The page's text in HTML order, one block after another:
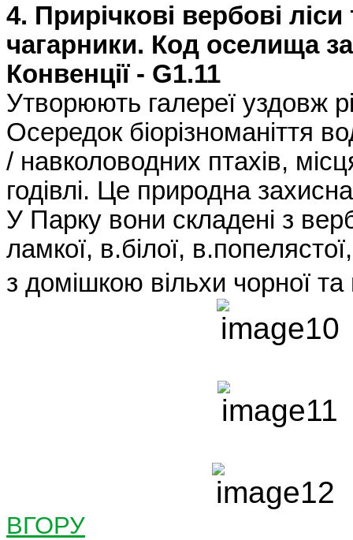
4. Прирічкові вербові ліси
чагарники. Код оселища
Конвенції - G1.11
Утворюють галереї уздовж
Осередок біорізноманіття
/ навколоводних птахів,
годівлі. Це природна
У Парку вони складені з
ламкої, в.білої,
з домішкою вільхи чорної та
ВГОРУ